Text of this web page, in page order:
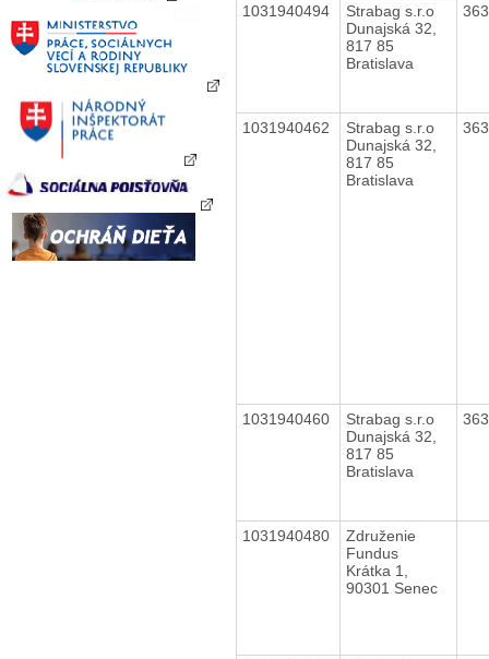
1031940494
Strabag s.r.o
Dunajská 32,
817 85
Bratislava
1031940462
Strabag s.r.o
Dunajská 32,
817 85
Bratislava
1031940460
Strabag s.r.o
Dunajská 32,
817 85
Bratislava
1031940480
Združenie
Fundus
Krátka 1,
90301 Senec